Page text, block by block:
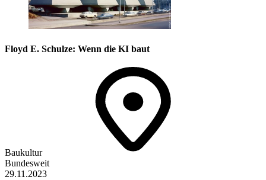
Floyd E. Schulze: Wenn die KI baut
Baukultur
Bundesweit
29.11.2023